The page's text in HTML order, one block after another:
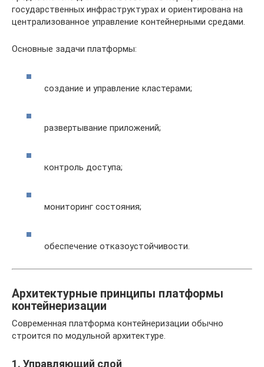
государственных инфраструктурах и ориентирована на
централизованное управление контейнерными средами.
Основные задачи платформы:
создание и управление кластерами;
развертывание приложений;
контроль доступа;
мониторинг состояния;
обеспечение отказоустойчивости.
Архитектурные принципы платформы
контейнеризации
Современная платформа контейнеризации обычно
строится по модульной архитектуре.
1. Управляющий слой